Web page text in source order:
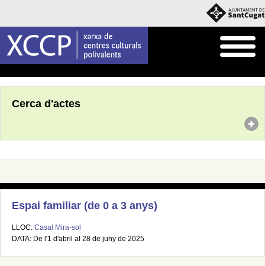
Cerca d'actes
Espai familiar (de 0 a 3 anys)
LLOC: Casal Mira-sol
DATA: De l'1 d'abril al 28 de juny de 2025